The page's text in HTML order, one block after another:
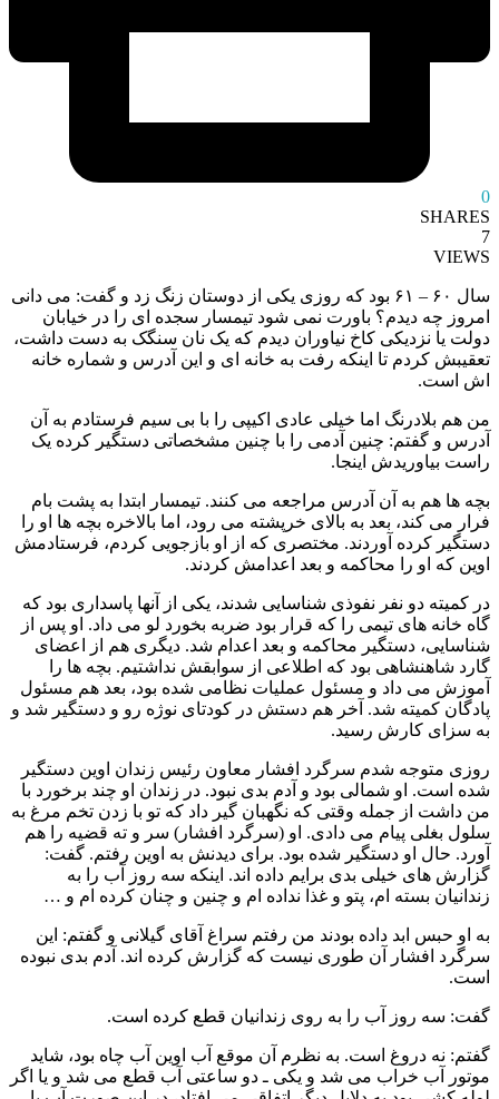
0
SHARES
7
VIEWS
سال ۶٠ – ۶١ بود که روزی یکی از دوستان زنگ زد و گفت: می دانی
امروز چه دیدم؟ باورت نمی شود تیمسار سجده ای را در خیابان
دولت یا نزدیکی کاخ نیاوران دیدم که یک نان سنگک به دست داشت،
تعقیبش کردم تا اینکه رفت به خانه ای و این آدرس و شماره خانه
اش است.
من هم بلادرنگ اما خیلی عادی اکیپی را با بی سیم فرستادم به آن
آدرس و گفتم: چنین آدمی را با چنین مشخصاتی دستگیر کرده یک
راست بیاوریدش اینجا.
بچه ها هم به آن آدرس مراجعه می کنند. تیمسار ابتدا به پشت بام
فرار می کند، بعد به بالای خرپشته می رود، اما بالاخره بچه ها او را
دستگیر کرده آوردند. مختصری که از او بازجویی کردم، فرستادمش
اوین که او را محاکمه و بعد اعدامش کردند.
در کمیته دو نفر نفوذی شناسایی شدند، یکی از آنها پاسداری بود که
گاه خانه های تیمی را که قرار بود ضربه بخورد لو می داد. او پس از
شناسایی، دستگیر محاکمه و بعد اعدام شد. دیگری هم از اعضای
گارد شاهنشاهی بود که اطلاعی از سوابقش نداشتیم. بچه ها را
آموزش می داد و مسئول عملیات نظامی شده بود، بعد هم مسئول
پادگان کمیته شد. آخر هم دستش در کودتای نوژه رو و دستگیر شد و
به سزای کارش رسید.
روزی متوجه شدم سرگرد افشار معاون رئیس زندان اوین دستگیر
شده است. او شمالی بود و آدم بدی نبود. در زندان او چند برخورد با
من داشت از جمله وقتی که نگهبان گیر داد که تو با زدن تخم مرغ به
سلول بغلی پیام می دادی. او (سرگرد افشار) سر و ته قضیه را هم
آورد. حال او دستگیر شده بود. برای دیدنش به اوین رفتم. گفت:
گزارش های خیلی بدی برایم داده اند. اینکه سه روز آب را به
زندانیان بسته ام، پتو و غذا نداده ام و چنین و چنان کرده ام و …
به او حبس ابد داده بودند من رفتم سراغ آقای گیلانی و گفتم: این
سرگرد افشار آن طوری نیست که گزارش کرده اند. آدم بدی نبوده
است.
گفت: سه روز آب را به روی زندانیان قطع کرده است.
گفتم: نه دروغ است. به نظرم آن موقع آب اوین آب چاه بود، شاید
موتور آب خراب می شد و یکی ـ دو ساعتی آب قطع می شد و یا اگر